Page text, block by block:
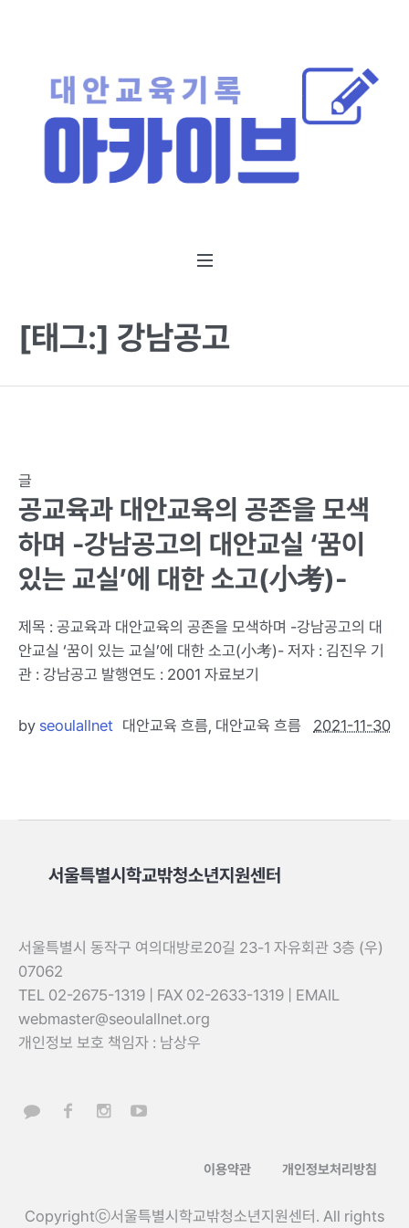
[태그:] 강남공고
글
공교육과 대안교육의 공존을 모색
하며 -강남공고의 대안교실 ‘꿈이
있는 교실’에 대한 소고(小考)-
제목 : 공교육과 대안교육의 공존을 모색하며 -강남공고의 대
안교실 ‘꿈이 있는 교실’에 대한 소고(小考)- 저자 : 김진우 기
관 : 강남공고 발행연도 : 2001 자료보기
2021-11-30
by seoulallnet 대안교육 흐름, 대안교육 흐름
서울특별시학교밖청소년지원센터
서울특별시 동작구 여의대방로20길 23-1 자유회관 3층 (우)
07062
TEL 02-2675-1319 | FAX 02-2633-1319 | EMAIL
webmaster@seoulallnet.org
개인정보 보호 책임자 : 남상우
이용약관 개인정보처리방침
Copyrightⓒ서울특별시학교밖청소년지원센터. All rights